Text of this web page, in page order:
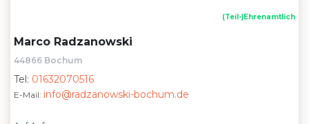
(Teil-)Ehrenamtlich
Marco Radzanowski
44866 Bochum
Tel: 01632070516
E-Mail: info@radzanowski-bochum.de